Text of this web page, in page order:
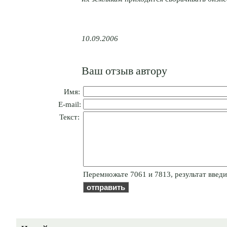
10.09.2006
Ваш отзыв автору
Имя:
E-mail:
Текст:
Пepeмнoжьтe 7061 и 7813, результат